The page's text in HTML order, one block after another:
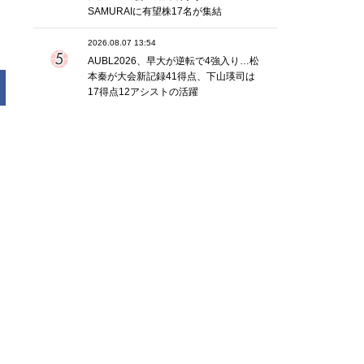
SAMURAIに有望株17名が集結
2026.08.07 13:54
AUBL2026、早大が逆転で4強入り…松
本秦が大会新記録41得点、下山瑛司は
17得点12アシストの活躍